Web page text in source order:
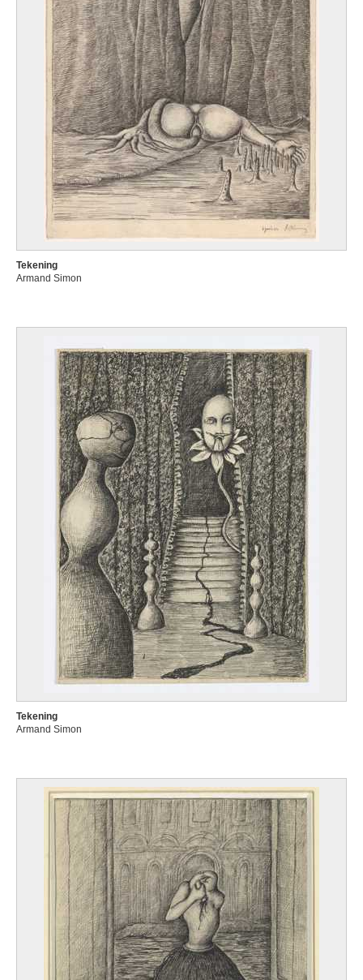
Tekening
Armand Simon
Tekening
Armand Simon